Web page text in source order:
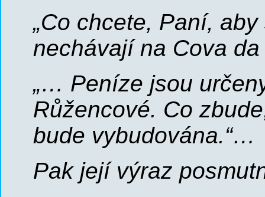
„Co chcete, Paní,
nechávají na Cova da
„… Peníze jsou
Růžencové. Co
bude vybudována.“…
Pak její výraz